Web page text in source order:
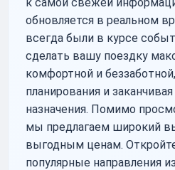
обновляется в реальном
всегда были в курсе
сделать вашу поездку
комфортной и
планирования и
назначения. Помимо
мы предлагаем широкий
выгодным ценам.
популярные направления